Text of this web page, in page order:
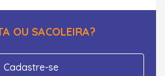
OU SACOLEIRA?
Cadastre-se